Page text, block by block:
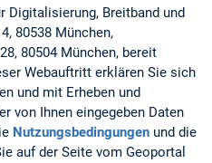
Digitalisierung, Breitband und
80538 München,
80504 München, bereit
Webauftritt erklären Sie sich
und mit Erheben und
von Ihnen eingegeben Daten
Nutzungsbedingungen und die
auf der Seite vom Geoportal